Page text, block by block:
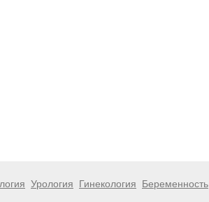
Урология Гинекология Беременность